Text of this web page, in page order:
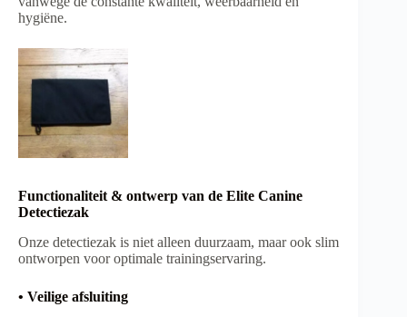
hygiëne.
Functionaliteit & ontwerp van de Elite Canine
Detectiezak
Onze detectiezak is niet alleen duurzaam, maar ook slim
ontworpen voor optimale trainingservaring.
• Veilige afsluiting